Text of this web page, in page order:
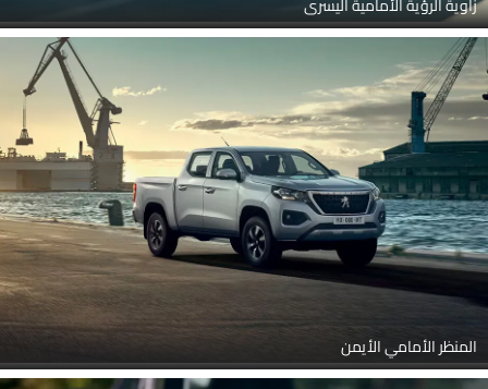
زاوية الرؤية الأمامية اليسرى
المنظر الأمامي الأيمن